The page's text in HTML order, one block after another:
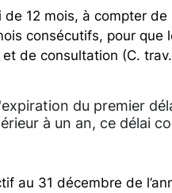
12 mois, à compter
consécutifs, pour que
de consultation (C.
du premier
à un an, ce délai
au 31 décembre de